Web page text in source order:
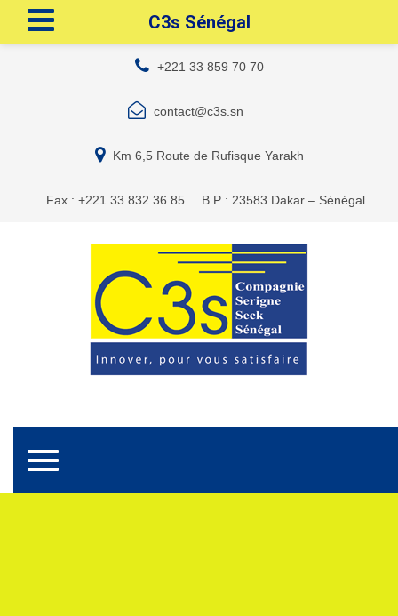
+221 33 859 70 70
contact@c3s.sn
Km 6,5 Route de Rufisque Yarakh
Fax : +221 33 832 36 85 B.P : 23583 Dakar – Sénégal
Toggle navigation
C3s Sénégal